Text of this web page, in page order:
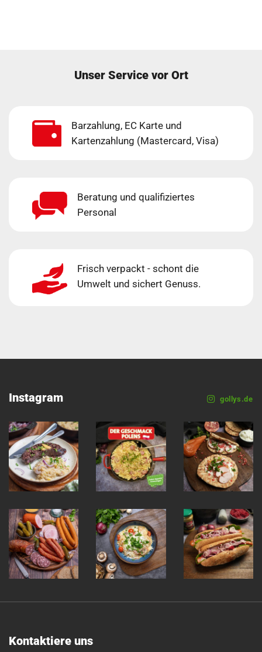
Unser Service vor Ort
Barzahlung, EC Karte und
Kartenzahlung (Mastercard, Visa)
Beratung und qualifiziertes
Personal
Frisch verpackt - schont die
Umwelt und sichert Genuss.
Instagram gollys.de
Kontaktiere uns